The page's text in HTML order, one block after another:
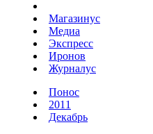
Магазинус
Медиа
Экспресс
Иронов
Журналус
Понос
2011
Декабрь